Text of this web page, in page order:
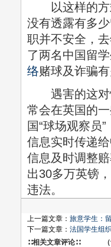
以这样的方
没有透露有多
职并不安全，
了两名中国留
络赌球及诈骗有
遇害的这对
常会在英国的
国“球场观察员
信息实时传递
信息及时调整
出30多万英镑
违法。
上一篇文章： 旅意学生：
下一篇文章： 法国学生组
∷相关文章评论∷ （评